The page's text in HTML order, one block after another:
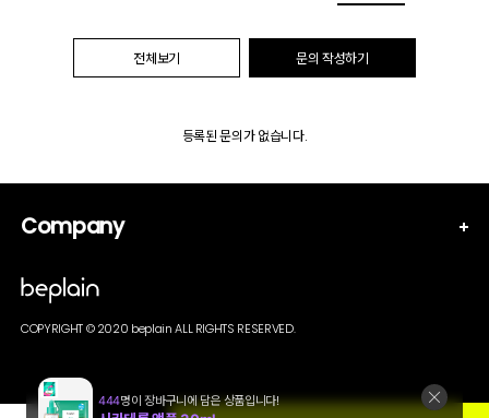
전체보기 문의 작성하기
등록된 문의가 없습니다.
Company
COPYRIGHT © 2020 beplain ALL RIGHTS RESERVED.